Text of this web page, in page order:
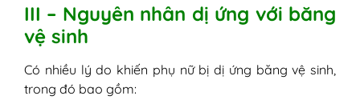
III – Nguyên nhân dị ứng với băng
vệ sinh
Có nhiều lý do khiến phụ nữ bị dị ứng băng vệ sinh,
trong đó bao gồm: